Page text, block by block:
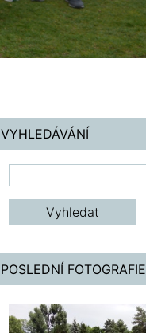
VYHLEDÁVÁNÍ
POSLEDNÍ FOTOGRAFIE